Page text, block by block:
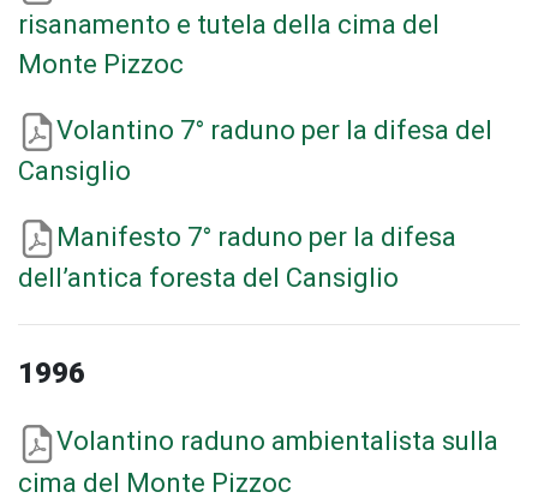
risanamento e tutela della cima del
Monte Pizzoc
Volantino 7° raduno per la difesa del
Cansiglio
Manifesto 7° raduno per la difesa
dell’antica foresta del Cansiglio
1996
Volantino raduno ambientalista sulla
cima del Monte Pizzoc